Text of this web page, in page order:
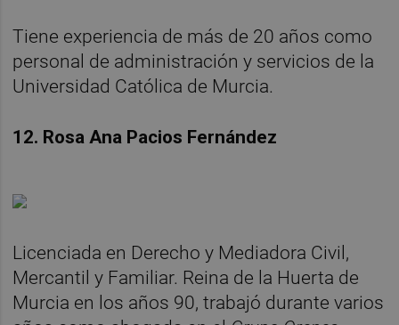
Tiene experiencia de más de 20 años como
personal de administración y servicios de la
Universidad Católica de Murcia.
12. Rosa Ana Pacios Fernández
Licenciada en Derecho y Mediadora Civil,
Mercantil y Familiar. Reina de la Huerta de
Murcia en los años 90, trabajó durante varios